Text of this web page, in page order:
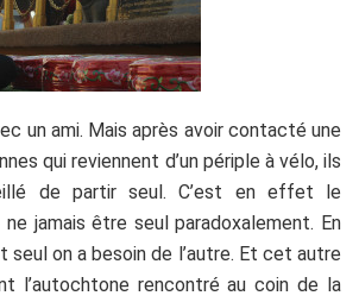
un ami. Mais après avoir contacté une
qui reviennent d’un périple à vélo, ils
de partir seul. C’est en effet le
jamais être seul paradoxalement. En
on a besoin de l’autre. Et cet autre
l’autochtone rencontré au coin de la